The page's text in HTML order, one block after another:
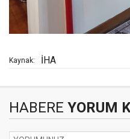
Kaynak: İHA
HABERE YORUM